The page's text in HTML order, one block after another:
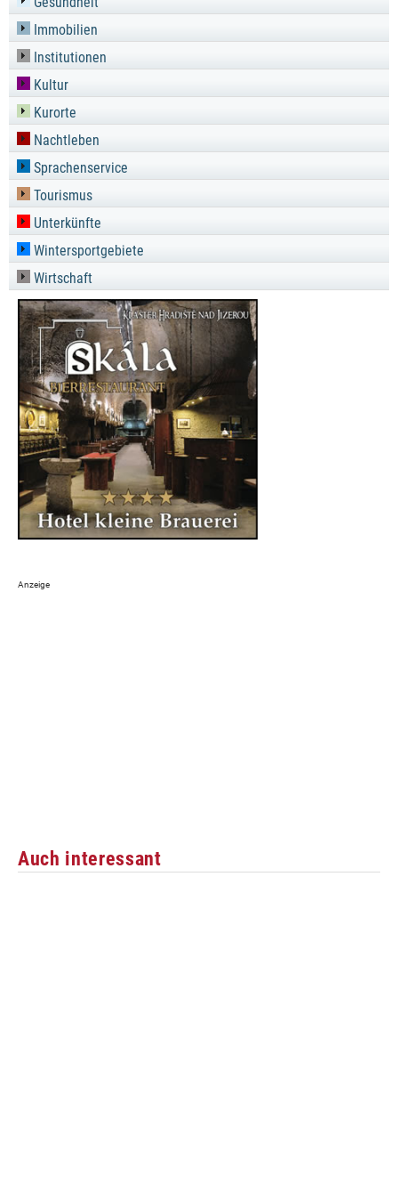
Immobilien
Institutionen
Kultur
Kurorte
Nachtleben
Sprachenservice
Tourismus
Unterkünfte
Wintersportgebiete
Wirtschaft
Auch interessant